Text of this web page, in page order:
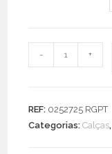
Quantidade
de
Larga
- +
REF: 0252725 RGPT
Categorias:Calças,